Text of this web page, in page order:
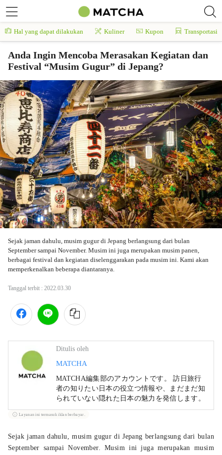
Hal yang dapat dilakukan Kuliner Kupon Transportasi
Anda Ingin Mencoba Merasakan Kegiatan dan
Festival “Musim Gugur” di Jepang?
Sejak jaman dahulu, musim gugur di Jepang berlangsung dari bulan
September sampai November. Musim ini juga merupakan musim panen,
berbagai festival dan kegiatan diselenggarakan pada musim ini. Kami akan
memperkenalkan beberapa diantaranya.
Tanggal terbit : 2022.03.30
Ditulis oleh
MATCHA
MATCHA編集部のアカウントです。 訪日旅行
者の知りたい日本の役立つ情報や、まだまだ知
られていない隠れた日本の魅力を発信します。
Layanan ini termasuk iklan berbayar.
Sejak jaman dahulu, musim gugur di Jepang berlangsung dari bulan
September sampai November. Musim ini juga merupakan musim